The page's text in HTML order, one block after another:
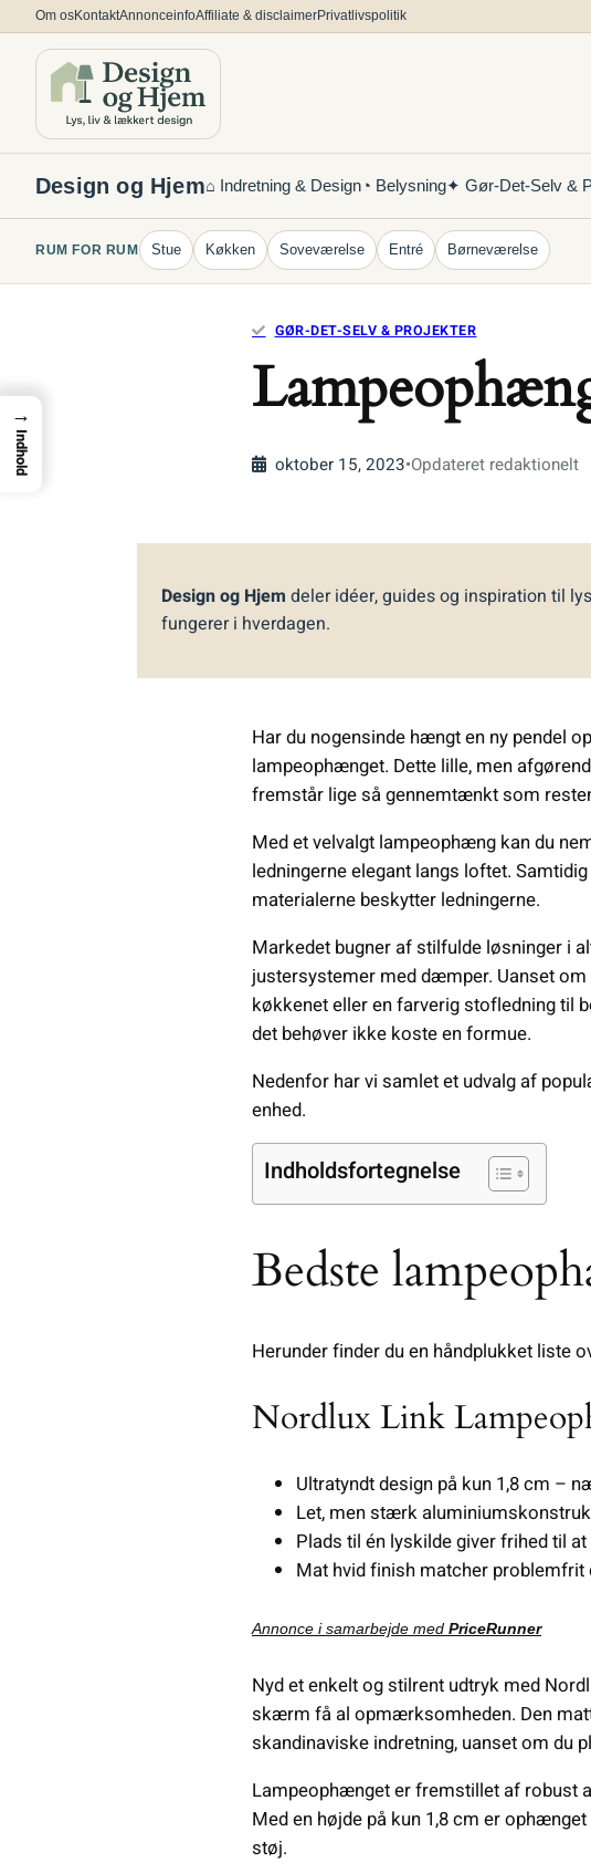
Spring
til
indhold
Om osKontaktAnnonceinfoAffiliate & disclaimerPrivatlivspolitik
Design og Hjem⌂ Indretning & Design◔ Belysning✦ Gør-Det-Selv &
RUM FOR RUM Stue Køkken Soveværelse Entré Børneværelse
GØR-DET-SELV & PROJEKTER
oktober 15, 2023•Opdateret redaktionelt
Design og Hjem deler idéer, guides og inspiration til
fungerer i hverdagen.
Har du nogensinde hængt en ny pendel
lampeophænget. Dette lille, men
fremstår lige så gennemtænkt som
Med et velvalgt lampeophæng kan du
ledningerne elegant langs loftet.
materialerne beskytter ledningerne.
Markedet bugner af stilfulde løsninger i
justersystemer med dæmper. Uanset
køkkenet eller en farverig stofledning til
det behøver ikke koste en formue.
Nedenfor har vi samlet et udvalg af
enhed.
Indholdsfortegnelse
Bedste
Herunder finder du en håndplukket liste
Nordlux Link
Ultratyndt design på kun 1,8 cm –
Let, men stærk
Plads til én lyskilde giver frihed til
Mat hvid finish matcher
Annonce i samarbejde med PriceRunner
Nyd et enkelt og stilrent udtryk med
skærm få al opmærksomheden. Den
skandinaviske indretning, uanset om du
Lampeophænget er fremstillet af robust
Med en højde på kun 1,8 cm er
støj.
→
Indhold